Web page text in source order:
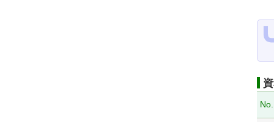
No.